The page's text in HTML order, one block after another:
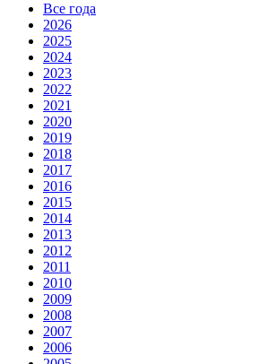
Все года
2026
2025
2024
2023
2022
2021
2020
2019
2018
2017
2016
2015
2014
2013
2012
2011
2010
2009
2008
2007
2006